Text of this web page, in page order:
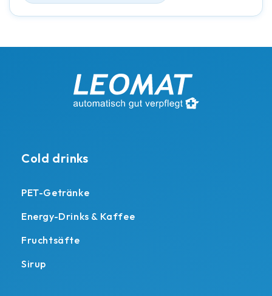
Cold drinks
PET-Getränke
Energy-Drinks & Kaffee
Fruchtsäfte
Sirup